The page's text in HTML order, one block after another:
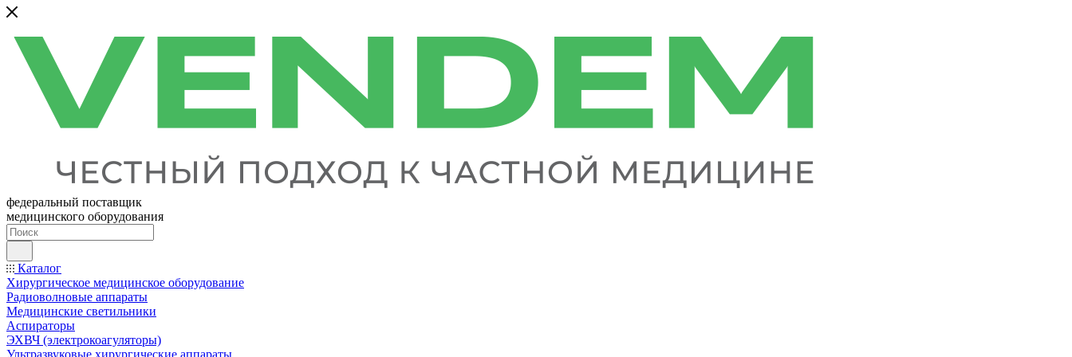
федеральный поставщик
медицинского оборудования
Каталог
Хирургическое медицинское оборудование
Радиоволновые аппараты
Медицинские светильники
Аспираторы
ЭХВЧ (электрокоагуляторы)
Ультразвуковые хирургические аппараты